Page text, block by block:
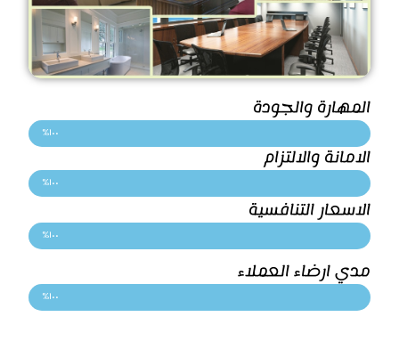
المهارة والجودة
١٠٠%
الامانة والالتزام
١٠٠%
الاسعار التنافسية
١٠٠%
مدي ارضاء العملاء
١٠٠%